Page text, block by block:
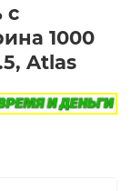
с
1000
Atlas